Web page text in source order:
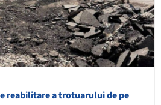
reabilitare a trotuarului de pe